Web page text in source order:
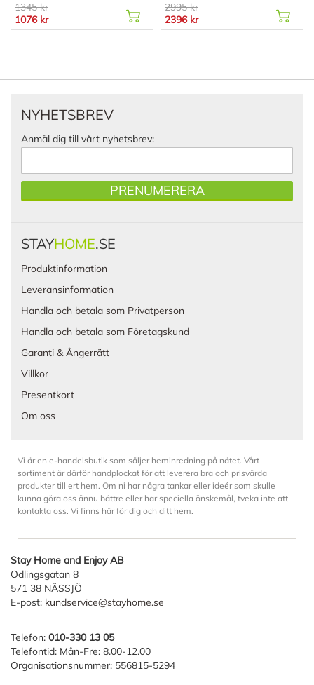
1345 kr
1076 kr
2995 kr
2396 kr
NYHETSBREV
Anmäl dig till vårt nyhetsbrev:
PRENUMERERA
STAYHOME.SE
Produktinformation
Leveransinformation
Handla och betala som Privatperson
Handla och betala som Företagskund
Garanti & Ångerrätt
Villkor
Presentkort
Om oss
Vi är en e-handelsbutik som säljer heminredning på nätet. Vårt
sortiment är därför handplockat för att leverera bra och prisvärda
produkter till ert hem. Om ni har några tankar eller ideér som skulle
kunna göra oss ännu bättre eller har speciella önskemål, tveka inte att
kontakta oss. Vi finns här för dig och ditt hem.
Stay Home and Enjoy AB
Odlingsgatan 8
571 38 NÄSSJÖ
E-post: kundservice@stayhome.se
Telefon: 010-330 13 05
Telefontid: Mån-Fre: 8.00-12.00
Organisationsnummer: 556815-5294